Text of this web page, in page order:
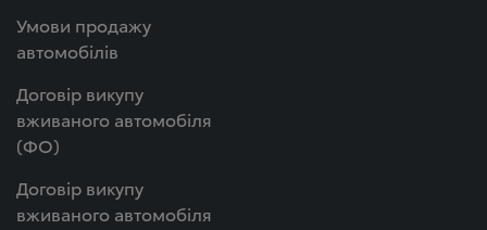
Умови продажу
автомобілів
Договір викупу
вживаного автомобіля
(ФО)
Договір викупу
вживаного автомобіля